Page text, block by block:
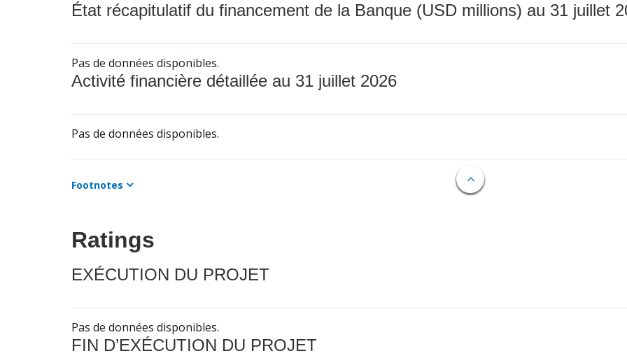
État récapitulatif du financement de la Banque (USD millions) au 31 juillet
Pas de données disponibles.
Activité financière détaillée au 31 juillet 2026
Pas de données disponibles.
Footnotes
Ratings
EXÉCUTION DU PROJET
Pas de données disponibles.
FIN D’EXÉCUTION DU PROJET